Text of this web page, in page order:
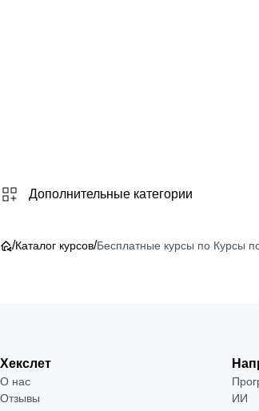
Дополнительные категории
/Каталог курсов/Бесплатные курсы по Курсы
Хекслет
О нас
Отзывы
ИИ